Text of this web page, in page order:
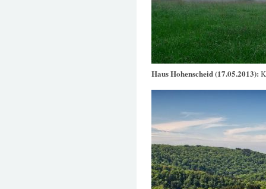
Haus Hohenscheid (17.05.2013):